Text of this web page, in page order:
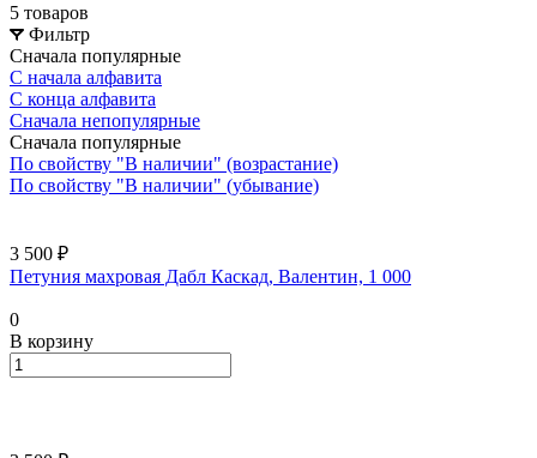
5 товаров
Фильтр
Сначала популярные
С начала алфавита
С конца алфавита
Сначала непопулярные
Сначала популярные
По свойству "В наличии" (возрастание)
По свойству "В наличии" (убывание)
3 500 ₽
Петуния махровая Дабл Каскад, Валентин, 1 000
0
В корзину